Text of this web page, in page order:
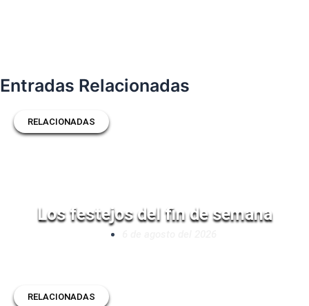
Entradas Relacionadas
RELACIONADAS
Los festejos del fin de semana
RELACIONADAS